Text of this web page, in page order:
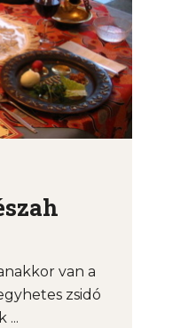
van a
zsidó
...